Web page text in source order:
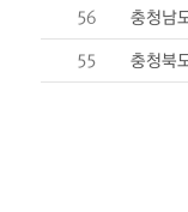
56 충청남
55 충청북